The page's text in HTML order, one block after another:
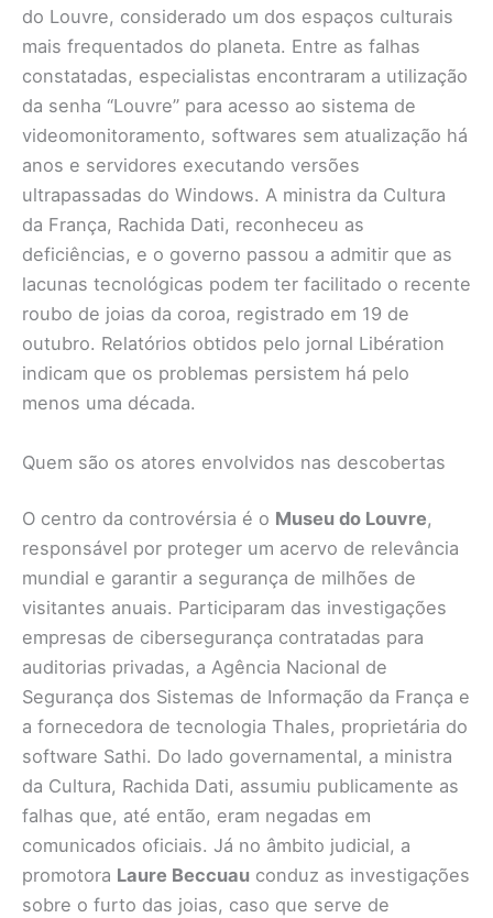
do Louvre, considerado um dos espaços culturais
mais frequentados do planeta. Entre as falhas
constatadas, especialistas encontraram a utilização
da senha “Louvre” para acesso ao sistema de
videomonitoramento, softwares sem atualização há
anos e servidores executando versões
ultrapassadas do Windows. A ministra da Cultura
da França, Rachida Dati, reconheceu as
deficiências, e o governo passou a admitir que as
lacunas tecnológicas podem ter facilitado o recente
roubo de joias da coroa, registrado em 19 de
outubro. Relatórios obtidos pelo jornal Libération
indicam que os problemas persistem há pelo
menos uma década.
Quem são os atores envolvidos nas descobertas
O centro da controvérsia é o Museu do Louvre,
responsável por proteger um acervo de relevância
mundial e garantir a segurança de milhões de
visitantes anuais. Participaram das investigações
empresas de cibersegurança contratadas para
auditorias privadas, a Agência Nacional de
Segurança dos Sistemas de Informação da França e
a fornecedora de tecnologia Thales, proprietária do
software Sathi. Do lado governamental, a ministra
da Cultura, Rachida Dati, assumiu publicamente as
falhas que, até então, eram negadas em
comunicados oficiais. Já no âmbito judicial, a
promotora Laure Beccuau conduz as investigações
sobre o furto das joias, caso que serve de